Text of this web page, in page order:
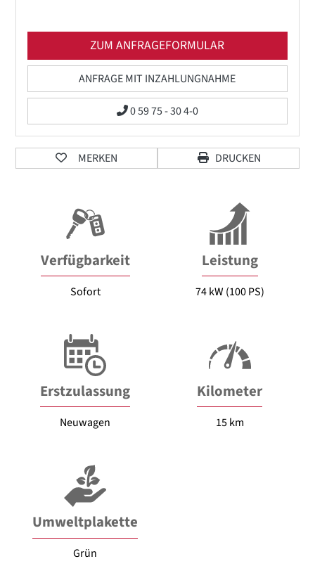
ZUM ANFRAGEFORMULAR
ANFRAGE MIT INZAHLUNGNAHME
0 59 75 - 30 4-0
MERKEN DRUCKEN
Verfügbarkeit
Sofort
Leistung
74 kW (100 PS)
Erstzulassung
Neuwagen
Kilometer
15 km
Umweltplakette
Grün